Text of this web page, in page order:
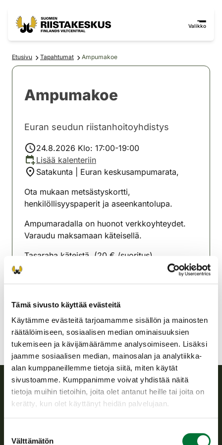
Tämä sivusto käyttää evästeitä
Käytämme evästeitä tarjoamamme sisällön ja mainosten
räätälöimiseen, sosiaalisen median ominaisuuksien
tukemiseen ja kävijämäärämme analysoimiseen. Lisäksi
jaamme sosiaalisen median, mainosalan ja analytiikka-
alan kumppaneillemme tietoja siitä, miten käytät
sivustoamme. Kumppanimme voivat yhdistää näitä
tietoja muihin tietoihin, joita olet antanut heille tai joita on
kerätty, kun olet käyttänyt heidän palvelujaan.
valinta
Välttämätön
Valikko
Etusivu Tapahtumat Ampumakoe
Ampumakoe
Euran seudun riistanhoitoyhdistys
24.8.2026 Klo: 17:00-19:00
Lisää kalenteriin
Satakunta | Euran keskusampumarata,
Ota mukaan metsästyskortti,
henkilöllisyyspaperit ja aseenkantolupa.
Ampumaradalla on huonot verkkoyhteydet.
Varaudu maksamaan käteisellä.
Tasaraha käteistä. (20 € /suoritus)
eura@rhy.riista.fi
Suomen riistakeskus
riistanhoitoyhdistysten toimintaa ja huolehtii riistapolitiikan